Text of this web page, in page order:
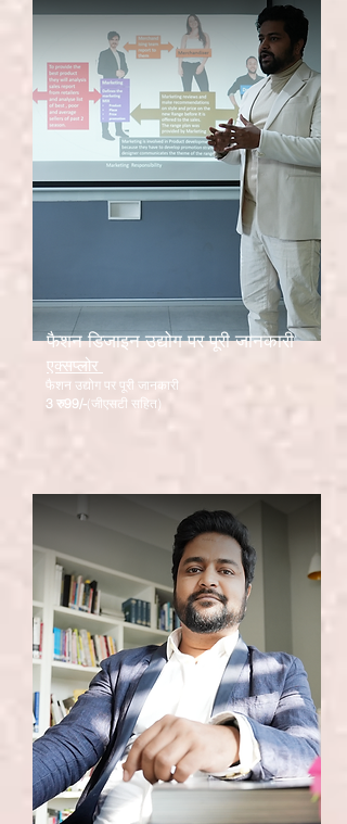
एक्सप्लोर
फैशन उद्योग पर पूरी जानकारी
3 रु99/-(जीएसटी सहित)
फैशन डिजाइन उद्योग पर पूरी जानकारी